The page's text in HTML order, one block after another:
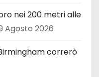
nei 200 metri alle
Agosto 2026
correrò